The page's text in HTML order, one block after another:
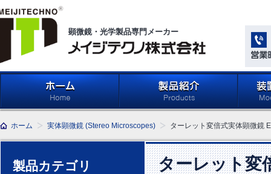
顕微鏡・光学製品専門メーカー
学系」
Light
ホーム 実体顕微鏡 (Stereo Microscopes) ターレット変倍式実体顕微鏡
製品カテゴリ ターレット変